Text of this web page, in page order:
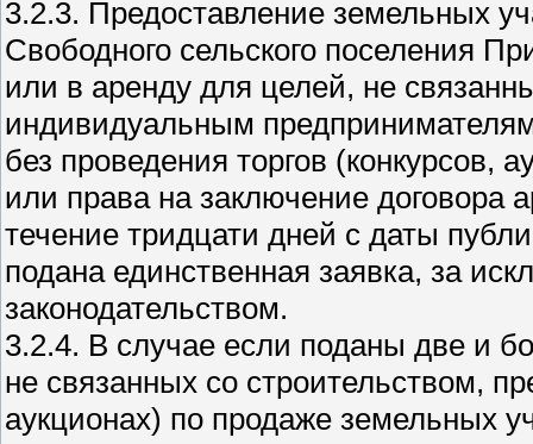
3.2.3. Предоставление земельных
Свободного сельского поселения
или в аренду для целей, не
индивидуальным
без проведения торгов (конкурсов,
или права на заключение договора
течение тридцати дней с даты
подана единственная заявка, за
законодательством.
3.2.4. В случае если поданы две и
не связанных со строительством,
аукционах) по продаже земельных